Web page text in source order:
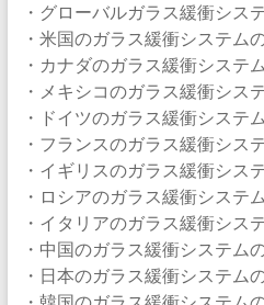
・グローバルガラス緩衝シス
・米国のガラス緩衝システム
・カナダのガラス緩衝システ
・メキシコのガラス緩衝シス
・ドイツのガラス緩衝システ
・フランスのガラス緩衝シス
・イギリスのガラス緩衝シス
・ロシアのガラス緩衝システ
・イタリアのガラス緩衝シス
・中国のガラス緩衝システム
・日本のガラス緩衝システム